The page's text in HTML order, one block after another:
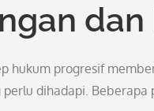
hukum progresif
dihadapi.